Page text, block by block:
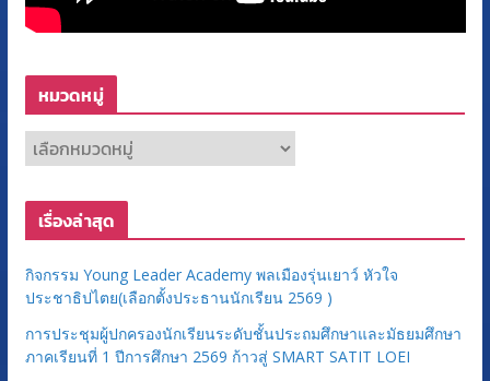
หมวดหมู่
ม
ว
มู่
เรื่องล่าสุด
กิจกรรม Young Leader Academy พลเมืองรุ่นเยาว์ หัวใจ
ประชาธิปไตย(เลือกตั้งประธานนักเรียน 2569 )
การประชุมผู้ปกครองนักเรียนระดับชั้นประถมศึกษาและมัธยมศึกษา
ภาคเรียนที่ 1 ปีการศึกษา 2569 ก้าวสู่ SMART SATIT LOEI